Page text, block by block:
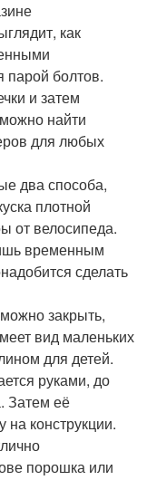
как
парой болтов.
и затем
найти
для любых
два способа,
плотной
от велосипеда.
временным
сделать
закрыть,
вид маленьких
для детей.
руками, до
Затем её
на конструкции.
порошка или